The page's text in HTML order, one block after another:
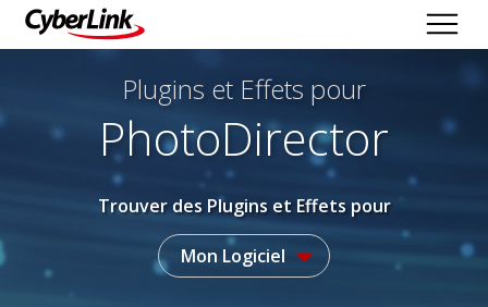
Plugins et Effets pour
PhotoDirector
Trouver des Plugins et Effets pour
Mon Logiciel